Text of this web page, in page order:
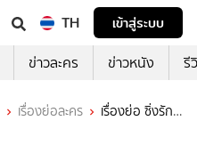
TH
เข้าสู่ระบบ
ข่าวละคร ข่าวหนัง รี
เรื่องย่อละคร
เรื่องย่อ ซิ่งรัก